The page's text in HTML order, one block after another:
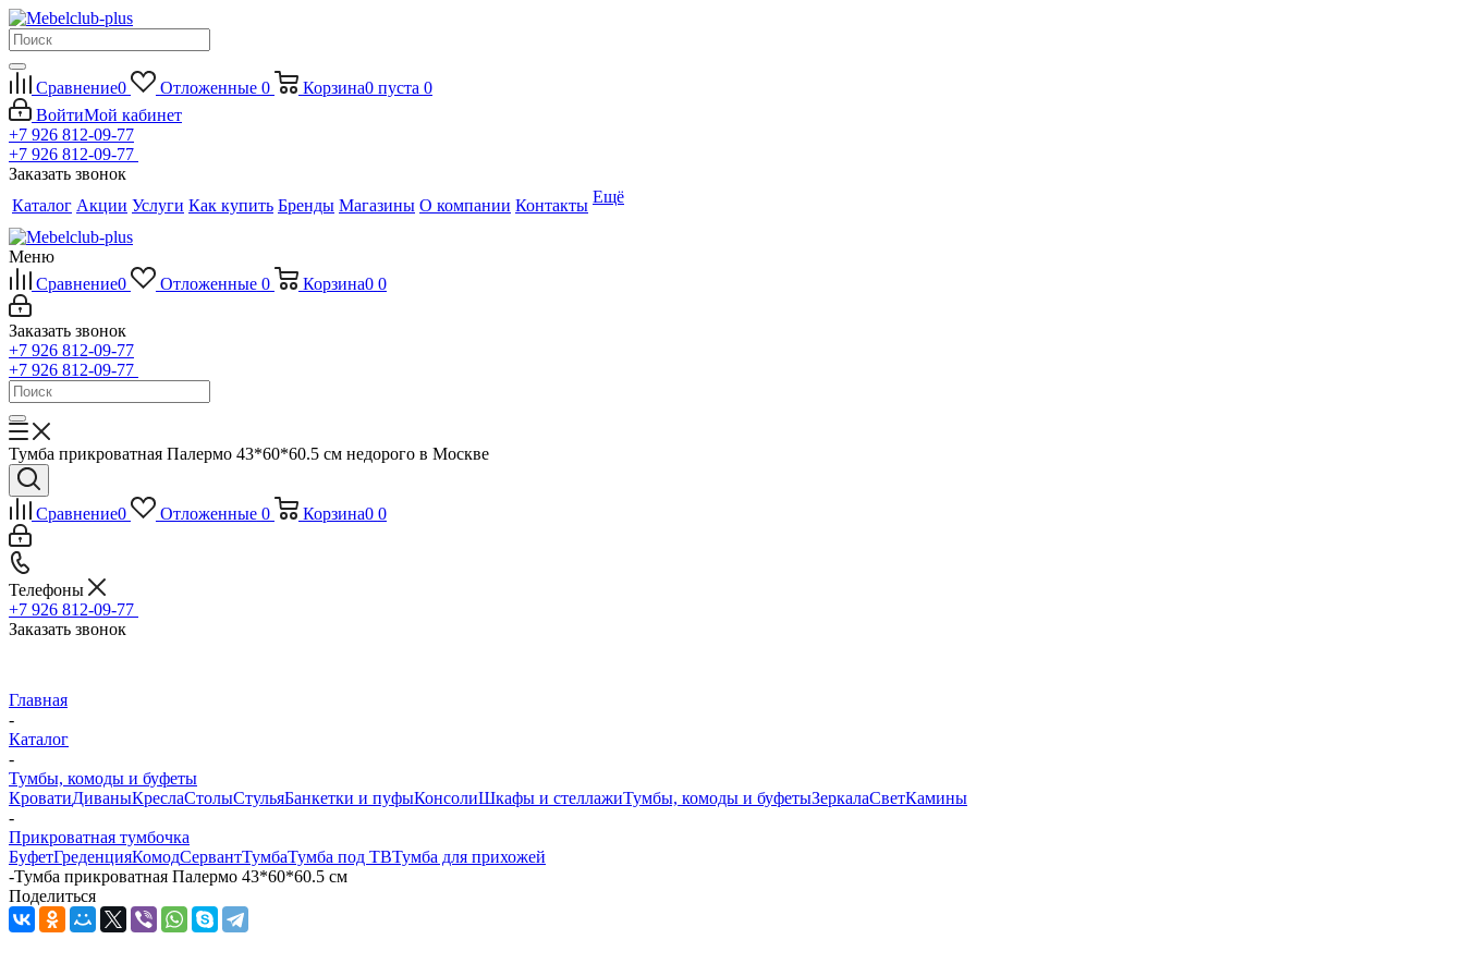
Сравнение0 Отложенные 0 Корзина0 пуста 0
ВойтиМой кабинет
+7 926 812-09-77
+7 926 812-09-77
Заказать звонок
Каталог Акции Услуги Как купить Бренды Магазины О компании Контакты Ещё
Меню
Сравнение0 Отложенные 0 Корзина0 0
Заказать звонок
+7 926 812-09-77
+7 926 812-09-77
Тумба прикроватная Палермо 43*60*60.5 см недорого в Москве
Сравнение0 Отложенные 0 Корзина0 0
Телефоны
+7 926 812-09-77
Заказать звонок
Главная
-
Каталог
-
Тумбы, комоды и буфеты
КроватиДиваныКреслаСтолыСтульяБанкетки и пуфыКонсолиШкафы и стеллажиТумбы, комоды и буфетыЗеркалаСветКамины
-
Прикроватная тумбочка
БуфетГреденцияКомодСервантТумбаТумба под ТВТумба для прихожей
-Тумба прикроватная Палермо 43*60*60.5 см
Поделиться